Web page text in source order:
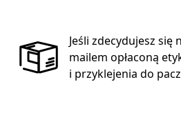
Jeśli zdecydujesz się
mailem opłaconą
i przyklejenia do